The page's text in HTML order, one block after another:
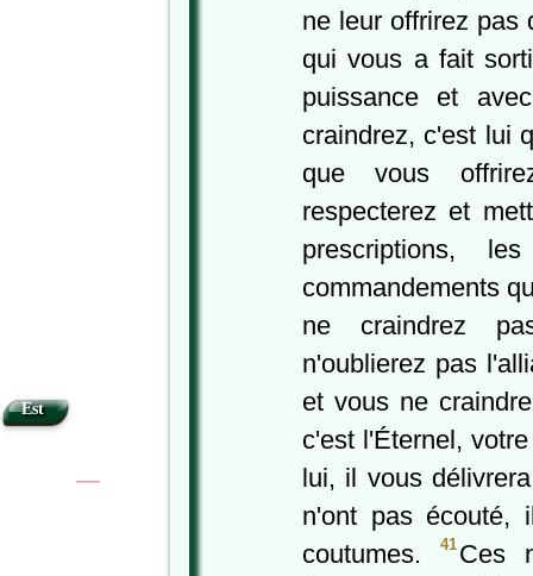
ne leur offrirez
qui vous a fait
puissance et
craindrez, c'est lui
que vous
respecterez et
prescriptions,
commandements
ne craindrez
n'oublierez pas
et vous ne
c'est l'Éternel,
lui, il vous
n'ont pas écouté,
coutumes.
41 Ces
Est